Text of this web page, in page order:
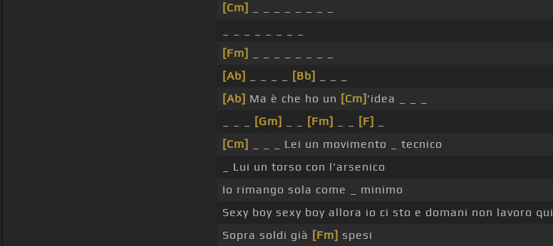
[Cm]
[Fm]
[Ab]
[Bb]
[Ab] Ma è che ho un [Cm] 'idea _ _ _
[Gm] [Fm] [F]
[Cm]
_ _ _ Lei un movimento _ tecnico
_ Lui un torso con l'arsenico
Io rimango sola come _ minimo
Sexy boy sexy boy allora io ci sto e domani non lavoro
Sopra soldi già [Fm] spesi